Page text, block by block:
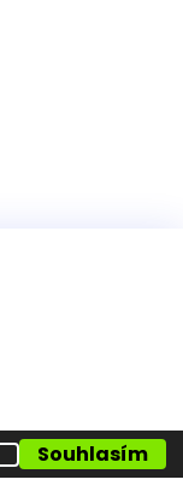
Souhlasím